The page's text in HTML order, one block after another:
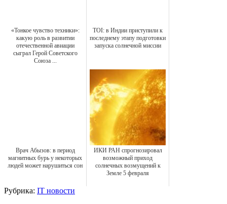
«Тонкое чувство техники»:
какую роль в развитии
отечественной авиации
сыграл Герой Советского
Союза ...
TOI: в Индии приступили к
последнему этапу подготовки
запуска солнечной миссии
Врач Абызов: в период
магнитных бурь у некоторых
людей может нарушиться сон
ИКИ РАН спрогнозировал
возможный приход
солнечных возмущений к
Земле 5 февраля
Рубрика: IT новости